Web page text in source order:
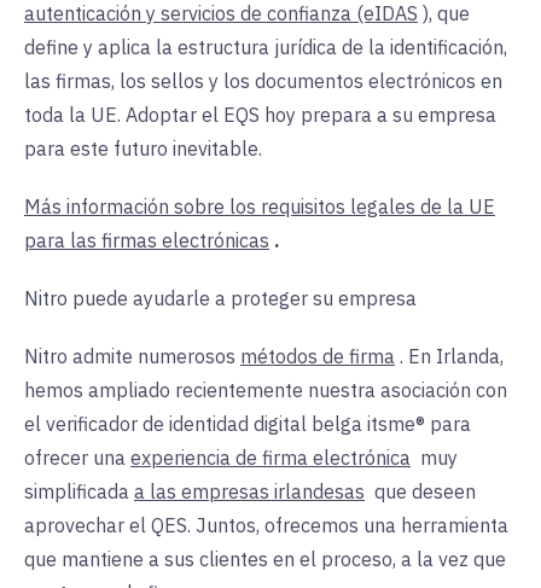
autenticación y servicios de confianza (eIDAS ), que
define y aplica la estructura jurídica de la identificación,
las firmas, los sellos y los documentos electrónicos en
toda la UE. Adoptar el EQS hoy prepara a su empresa
para este futuro inevitable.
Más información sobre los requisitos legales de la UE
para las firmas electrónicas .
Nitro puede ayudarle a proteger su empresa
Nitro admite numerosos métodos de firma . En Irlanda,
hemos ampliado recientemente nuestra asociación con
el verificador de identidad digital belga itsme® para
ofrecer una experiencia de firma electrónica muy
simplificada a las empresas irlandesas que deseen
aprovechar el QES. Juntos, ofrecemos una herramienta
que mantiene a sus clientes en el proceso, a la vez que